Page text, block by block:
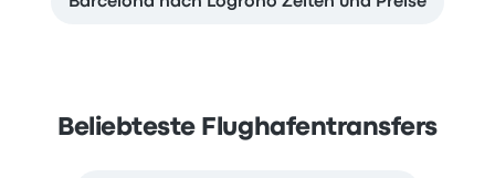
Beliebteste Flughafentransfers